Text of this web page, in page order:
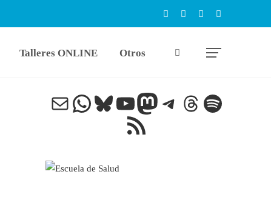
Talleres ONLINE Otros
Correo electrónico
WhatsApp
Bluesky
YouTube
Mastodon
Telegram
Threads
Spotify
Feed RSS